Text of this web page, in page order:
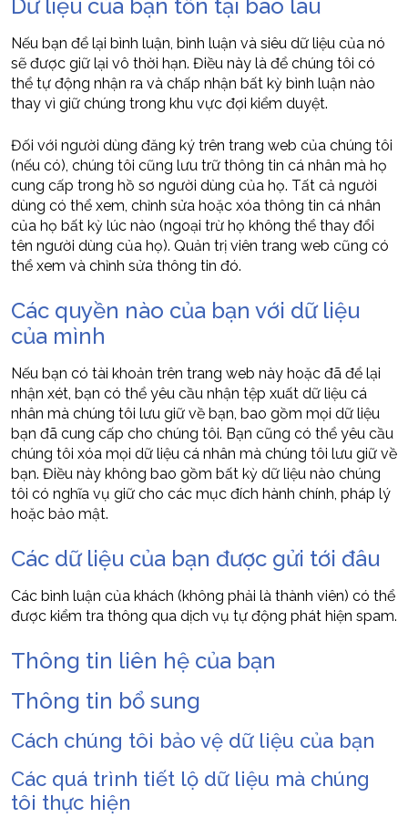
Dữ liệu của bạn tồn tại bao lâu
Nếu bạn để lại bình luận, bình luận và siêu dữ liệu của nó
sẽ được giữ lại vô thời hạn. Điều này là để chúng tôi có
thể tự động nhận ra và chấp nhận bất kỳ bình luận nào
thay vì giữ chúng trong khu vực đợi kiểm duyệt.
Đối với người dùng đăng ký trên trang web của chúng tôi
(nếu có), chúng tôi cũng lưu trữ thông tin cá nhân mà họ
cung cấp trong hồ sơ người dùng của họ. Tất cả người
dùng có thể xem, chỉnh sửa hoặc xóa thông tin cá nhân
của họ bất kỳ lúc nào (ngoại trừ họ không thể thay đổi
tên người dùng của họ). Quản trị viên trang web cũng có
thể xem và chỉnh sửa thông tin đó.
Các quyền nào của bạn với dữ liệu
của mình
Nếu bạn có tài khoản trên trang web này hoặc đã để lại
nhận xét, bạn có thể yêu cầu nhận tệp xuất dữ liệu cá
nhân mà chúng tôi lưu giữ về bạn, bao gồm mọi dữ liệu
bạn đã cung cấp cho chúng tôi. Bạn cũng có thể yêu cầu
chúng tôi xóa mọi dữ liệu cá nhân mà chúng tôi lưu giữ về
bạn. Điều này không bao gồm bất kỳ dữ liệu nào chúng
tôi có nghĩa vụ giữ cho các mục đích hành chính, pháp lý
hoặc bảo mật.
Các dữ liệu của bạn được gửi tới đâu
Các bình luận của khách (không phải là thành viên) có thể
được kiểm tra thông qua dịch vụ tự động phát hiện spam.
Thông tin liên hệ của bạn
Thông tin bổ sung
Cách chúng tôi bảo vệ dữ liệu của bạn
Các quá trình tiết lộ dữ liệu mà chúng
tôi thực hiện